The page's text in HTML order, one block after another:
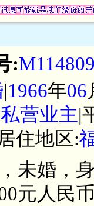
:
|1966年06
私营业主|
住地区:
未婚，
元人民